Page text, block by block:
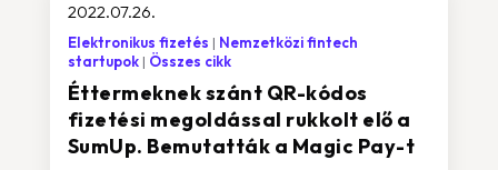
Éttermeknek szánt QR-kódos
fizetési megoldással rukkolt elő a
SumUp. Bemutatták a Magic Pay-t
2022.07.26.
Elektronikus fizetés
Nemzetközi fintech
startupok
Összes cikk